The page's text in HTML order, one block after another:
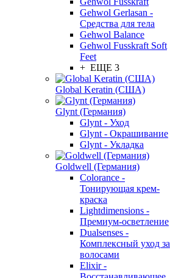
Gehwol Gerlasan -
Средства для тела
Gehwol Balance
Gehwol Fusskraft Soft
Feet
+ ЕЩЕ 3
Global Keratin (США)
Glynt (Германия)
Glynt - Уход
Glynt - Окрашивание
Glynt - Укладка
Goldwell (Германия)
Colorance -
Тонирующая крем-
краска
Lightdimensions -
Премиум-осветление
Dualsenses -
Комплексный уход за
волосами
Elixir -